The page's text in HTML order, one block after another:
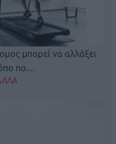
μπορεί να αλλάξει
πο…